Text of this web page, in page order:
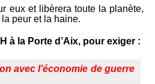
eux et libèrera toute la planète,
peur et la haine.
à la Porte d’Aix, pour exiger :
avec l’économie de guerre